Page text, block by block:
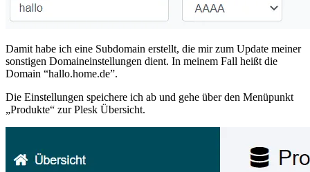
Damit habe ich eine Subdomain erstellt, die mir zum Update meiner
sonstigen Domaineinstellungen dient. In meinem Fall heißt die
Domain “hallo.home.de”.
Die Einstellungen speichere ich ab und gehe über den Menüpunkt
„Produkte“ zur Plesk Übersicht.